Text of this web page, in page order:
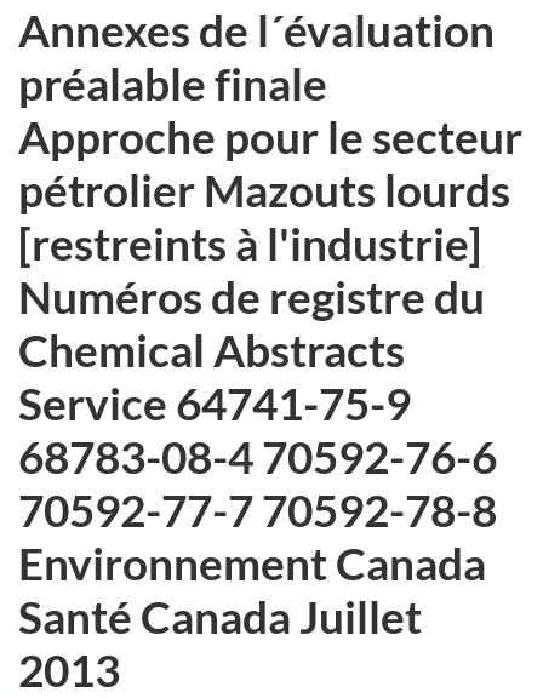
Annexes de l´évaluation
préalable finale
Approche pour le secteur
pétrolier Mazouts lourds
[restreints à l'industrie]
Numéros de registre du
Chemical Abstracts
Service 64741-75-9
68783-08-4 70592-76-6
70592-77-7 70592-78-8
Environnement Canada
Santé Canada Juillet
2013